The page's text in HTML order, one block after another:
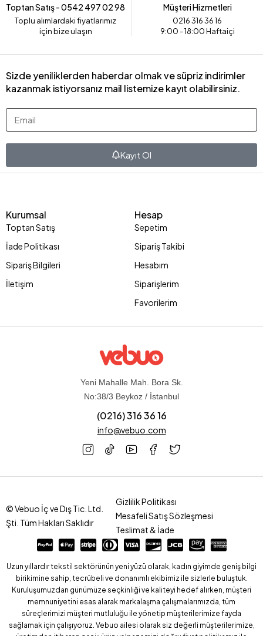
Toptan Satış - 0542 497 02 98
Toplu alımlardaki fiyatlarımız
için bize ulaşın
Müşteri Hizmetleri
0216 316 36 16
9:00 - 18:00 Haftaiçi
Yeni Mahalle Mah. Bora Sk.
No:38/3 Beykoz / İstanbul
(0216) 316 36 16
info@vebuo.com
Kurumsal
Toptan Satış
İade Politikası
Sipariş Bilgileri
İletişim
Hesap
Sepetim
Sipariş Takibi
Hesabım
Siparişlerim
Favorilerim
Sizde yeniliklerden haberdar olmak ve süpriz indirimler
kazanmak istiyorsanız mail listemize kayıt olabilirsiniz.
Kayıt Ol
© Vebuo İç ve Dış Tic. Ltd.
Şti. Tüm Hakları Saklıdır
Gizlilik Politikası
Mesafeli Satış Sözleşmesi
Teslimat & İade
Uzun yıllardır tekstil sektörünün yeni yüzü olarak, kadın giyimde geniş bilgi
birikimine sahip, tecrübeli ve donanımlı ekibimiz ile sizlerle buluştuk.
Kuruluşumuzdan günümüze seçkinliği ve kaliteyi hedef alırken, müşteri
memnuniyetini esas alarak markalaşma çalışmalarımızda, tüm
süreçlerimizi müşteri mutluluğu ile yönetip müşterilerimize fayda
sağlamak için çalışıyoruz. Vebuo ailesi olarak siz değerli müşterilerimize,